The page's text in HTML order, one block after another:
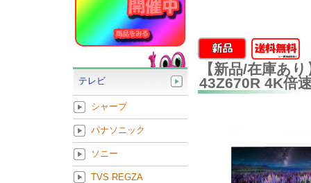
【新品/在庫あ
43Z670R 4K倍
テレビ
シャープ
パナソニック
ソニー
TVS REGZA